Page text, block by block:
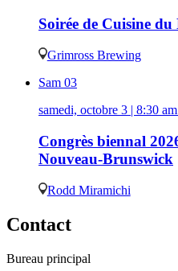
Soirée de Cuisine
Grimross Brewing
Sam 03
samedi, octobre 3 | 8:30
Congrès biennal
Nouveau-Brunswick
Rodd Miramichi
Contact
Bureau principal